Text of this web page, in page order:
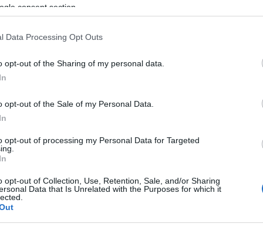
consent section.
Data Processing Opt Outs
opt-out of the Sharing of my personal data.
opt-out of the Sale of my Personal Data.
opt-out of processing my Personal Data for Targeted
opt-out of Collection, Use, Retention, Sale, and/or Sharing
Data that Is Unrelated with the Purposes for which it
στην περίπτωση που δεν είχε πάρει εκείνη τυχαία
το μεσημέρι, σε κακή κατάσταση.
ΔΙΑΦΗΜΙΣΗ